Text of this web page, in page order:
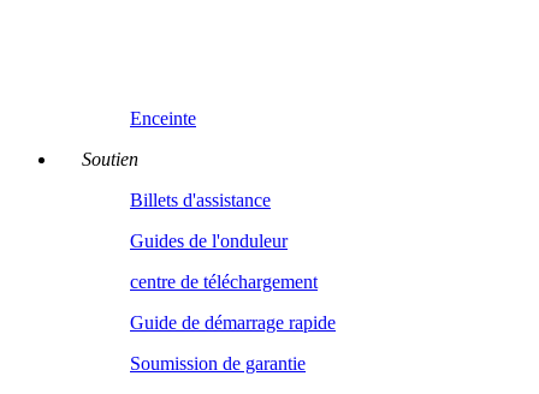
Enceinte
Soutien
Billets d'assistance
Guides de l'onduleur
centre de téléchargement
Guide de démarrage rapide
Soumission de garantie